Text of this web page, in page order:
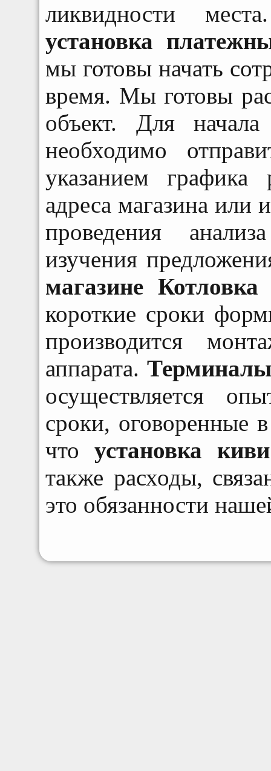
ликвидности
установка
мы готовы начать
время. Мы готовы
объект. Для
необходимо
указанием
адреса магазина или
проведения
изучения
магазине Котловка
короткие сроки
производится
аппарата.
осуществляется
сроки, оговоренные
чтоустановка
также расходы,
это обязанности